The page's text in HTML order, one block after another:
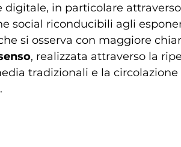
digitale, in particolare
social riconducibili agli
si osserva con maggiore
, realizzata attraverso la
tradizionali e la